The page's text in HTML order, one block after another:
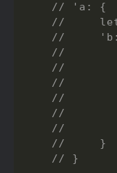
// 'a: {
//     let
//
//         //
//
//
//
//
//
//     }
// }